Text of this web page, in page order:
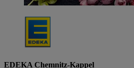
EDEKA Chemnitz-Kappel